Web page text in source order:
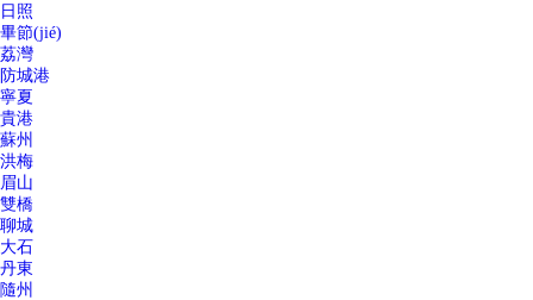
日照
畢節(jié)
荔灣
防城港
寧夏
貴港
蘇州
洪梅
眉山
雙橋
聊城
大石
丹東
隨州